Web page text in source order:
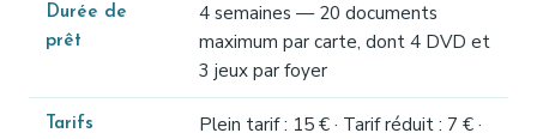
Durée de
prêt
4 semaines — 20 documents
maximum par carte, dont 4 DVD et
3 jeux par foyer
Tarifs
Plein tarif : 15 € · Tarif réduit : 7 € ·